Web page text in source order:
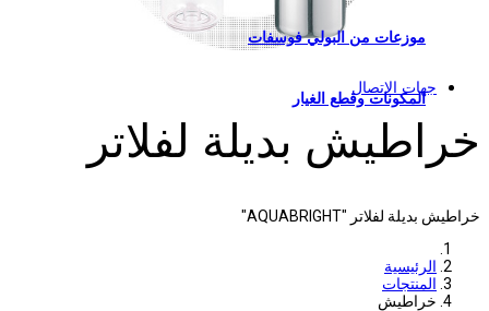
موزعات من البولي فوسفات
المكونات وقطع الغيار
جهات الاتصال
خراطيش بديلة لفلاتر
خراطيش بديلة لفلاتر "AQUABRIGHT"
الرئيسية
المنتجات
خراطيش